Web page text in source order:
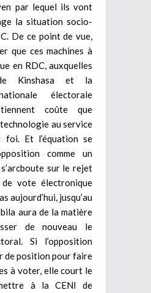
par lequel ils vont
la situation socio-
De ce point de vue,
que ces machines à
en RDC, auxquelles
Kinshasa et la
électorale
tiennent coûte que
au service
foi. Et l’équation se
comme un
sur le rejet
vote électronique
aujourd’hui, jusqu’au
aura de la matière
de nouveau le
Si l’opposition
de position pour faire
à voter, elle court le
à la CENI de